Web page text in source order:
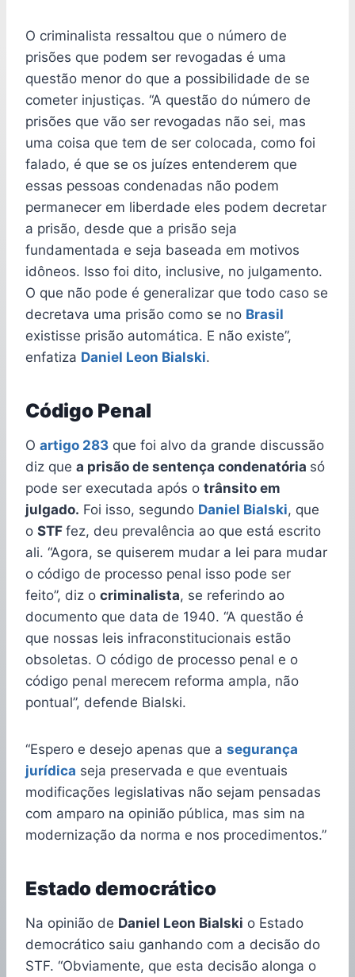
O criminalista ressaltou que o número de
prisões que podem ser revogadas é uma
questão menor do que a possibilidade de se
cometer injustiças. “A questão do número de
prisões que vão ser revogadas não sei, mas
uma coisa que tem de ser colocada, como foi
falado, é que se os juízes entenderem que
essas pessoas condenadas não podem
permanecer em liberdade eles podem decretar
a prisão, desde que a prisão seja
fundamentada e seja baseada em motivos
idôneos. Isso foi dito, inclusive, no julgamento.
O que não pode é generalizar que todo caso se
decretava uma prisão como se no Brasil
existisse prisão automática. E não existe”,
enfatiza Daniel Leon Bialski.
Código Penal
O artigo 283 que foi alvo da grande discussão
diz que a prisão de sentença condenatória só
pode ser executada após o trânsito em
julgado. Foi isso, segundo Daniel Bialski, que
o STF fez, deu prevalência ao que está escrito
ali. “Agora, se quiserem mudar a lei para mudar
o código de processo penal isso pode ser
feito”, diz o criminalista, se referindo ao
documento que data de 1940. “A questão é
que nossas leis infraconstitucionais estão
obsoletas. O código de processo penal e o
código penal merecem reforma ampla, não
pontual”, defende Bialski.
“Espero e desejo apenas que a segurança
jurídica seja preservada e que eventuais
modificações legislativas não sejam pensadas
com amparo na opinião pública, mas sim na
modernização da norma e nos procedimentos.”
Estado democrático
Na opinião de Daniel Leon Bialski o Estado
democrático saiu ganhando com a decisão do
STF. “Obviamente, que esta decisão alonga o